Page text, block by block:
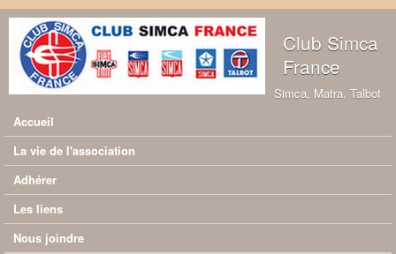
Aller au contenu principal
Club Simca
France
Simca, Matra, Talbot
Menu principal
Accueil
La vie de l'association
Adhérer
Les liens
Nous joindre